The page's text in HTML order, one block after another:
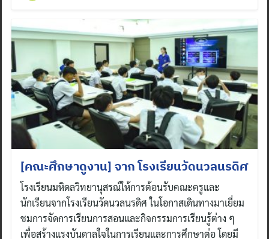
[คณะศึกษาดูงาน] จาก โรงเรียนวัดนวลนรดิศ
โรงเรียนมหิดลวิทยานุสรณ์ให้การต้อนรับคณะครูและ
นักเรียนจากโรงเรียนวัดนวลนรดิศ ในโอกาสเดินทางมาเยี่ยม
ชมการจัดการเรียนการสอนและกิจกรรมการเรียนรู้ต่าง ๆ
เพื่อสร้างแรงบันดาลใจในการเรียนและการศึกษาต่อ โดยมี